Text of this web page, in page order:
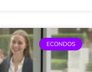
ECONDOS